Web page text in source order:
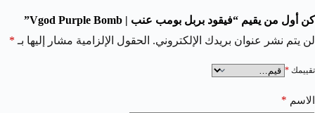
كن أول من يقيم “فيقود بربل بومب عنب | Vgod Purple Bomb”
لن يتم نشر عنوان بريدك الإلكتروني. الحقول الإلزامية مشار إليها بـ *
تقييمك *
الاسم *